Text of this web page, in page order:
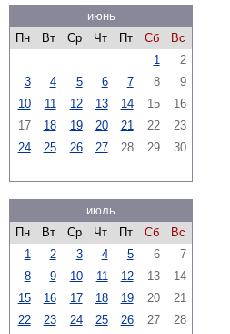
июнь
Пн
Вт Ср Чт Пт Сб
Вс
1
2
3
4 5 6 7 8
9
10
11 12 13 14 15
16
17
18 19 20 21 22
23
24
25 26 27 28 29 30
июль
Пн
Вт Ср Чт Пт Сб
Вс
1
2 3 4 5 6
7
8
9 10 11 12 13
14
15
16 17 18 19 20
21
22
23 24 25 26 27
28